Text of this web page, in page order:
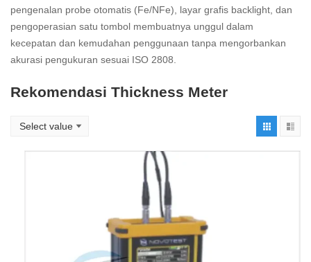
pengenalan probe otomatis (Fe/NFe), layar grafis backlight, dan
pengoperasian satu tombol membuatnya unggul dalam
kecepatan dan kemudahan penggunaan tanpa mengorbankan
akurasi pengukuran sesuai ISO 2808.
Rekomendasi Thickness Meter